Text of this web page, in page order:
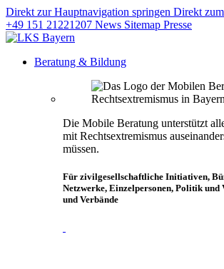
Direkt zur Hauptnavigation springen Direkt
+49 151 21221207 News Sitemap Presse
Beratung & Bildung
Die Mobile Beratung unterstützt
mit Rechtsextremismus
müssen.
Für zivilgesellschaftliche Initiativen,
Netzwerke, Einzelpersonen, Politik und
und Verbände